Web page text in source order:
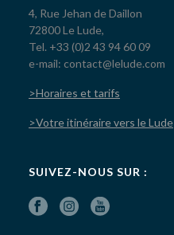
4, Rue Jehan de Daillon
72800 Le Lude,
Tel. +33 (0)2 43 94 60 09
e-mail: contact@lelude.com
>Horaires et tarifs
>Votre itinéraire vers le Lude
SUIVEZ-NOUS SUR :